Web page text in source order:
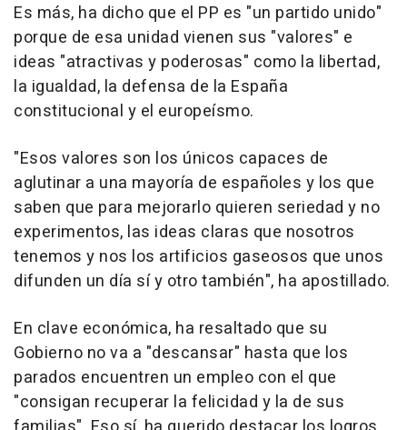
Es más, ha dicho que el PP es "un partido unido"
porque de esa unidad vienen sus "valores" e
ideas "atractivas y poderosas" como la libertad,
la igualdad, la defensa de la España
constitucional y el europeísmo.
"Esos valores son los únicos capaces de
aglutinar a una mayoría de españoles y los que
saben que para mejorarlo quieren seriedad y no
experimentos, las ideas claras que nosotros
tenemos y nos los artificios gaseosos que unos
difunden un día sí y otro también", ha apostillado.
En clave económica, ha resaltado que su
Gobierno no va a "descansar" hasta que los
parados encuentren un empleo con el que
"consigan recuperar la felicidad y la de sus